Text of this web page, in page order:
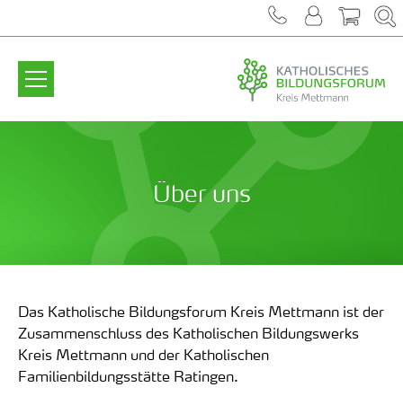
Über uns
Das Katholische Bildungsforum Kreis Mettmann ist der
Zusammenschluss des Katholischen Bildungswerks
Kreis Mettmann und der Katholischen
Familienbildungsstätte Ratingen.